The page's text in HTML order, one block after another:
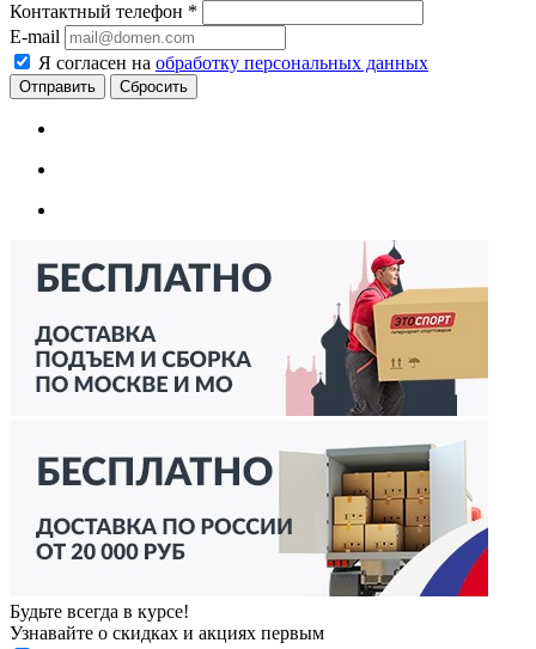
Контактный телефон *
E-mail
Я согласен на обработку персональных данных
Сбросить
Будьте всегда в курсе!
Узнавайте о скидках и акциях первым